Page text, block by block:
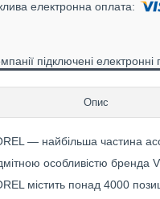
підключені
Опис
— найбільша частина
особливістю бренда
містить понад 4000